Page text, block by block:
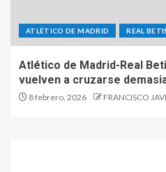
ATLÉTICO DE MADRID REAL
Atlético de Madrid-Real
vuelven a cruzarse
8 febrero, 2026 FRANCISCO